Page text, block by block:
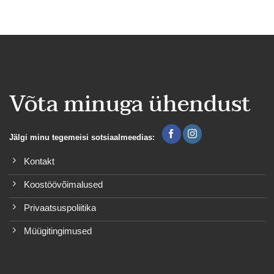
Võta minuga ühendust
Jälgi minu tegemeisi sotsiaalmeedias:
Kontakt
Koostöövõimalused
Privaatsuspoliitika
Müügitingimused